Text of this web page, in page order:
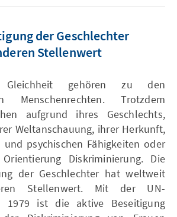
der Geschlechter
Stellenwert
gehören zu den
Menschenrechten. Trotzdem
aufgrund ihres Geschlechts,
Weltanschauung, ihrer Herkunft,
und psychischen Fähigkeiten oder
Diskriminierung. Die
der Geschlechter hat weltweit
Stellenwert. Mit der UN-
1979 ist die aktive Beseitigung